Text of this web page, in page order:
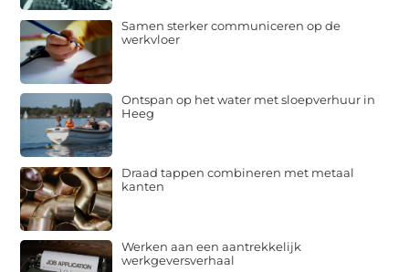
Samen sterker communiceren op de
werkvloer
Ontspan op het water met sloepverhuur in
Heeg
Draad tappen combineren met metaal
kanten
Werken aan een aantrekkelijk
werkgeversverhaal